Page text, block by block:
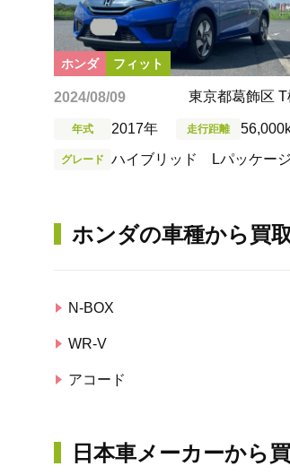
ホンダ フィット
2024/08/09 東京都葛飾区 T
年式 2017年 走行距離
グレード ハイブリッド Lパッケージ
ホンダの車種から買
N-BOX
WR-V
アコード
日本車メーカーから